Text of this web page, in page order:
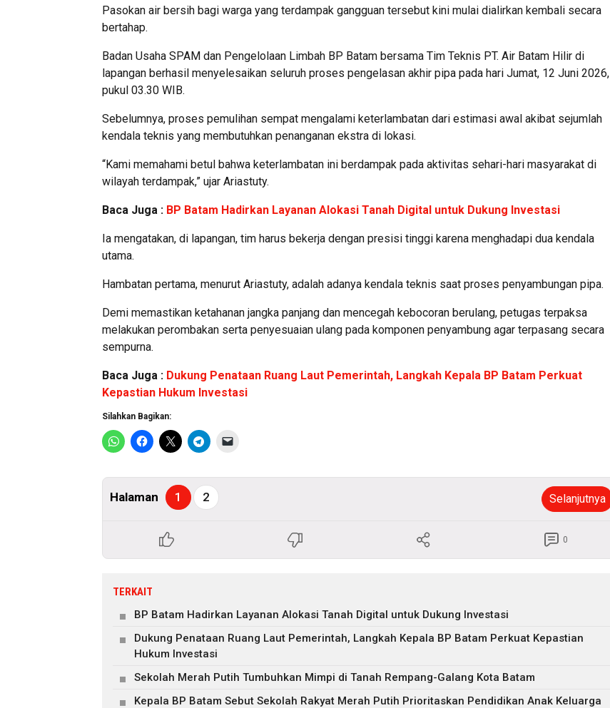
Pasokan air bersih bagi warga yang terdampak gangguan tersebut kini mulai dialirkan kembali secara
bertahap.
Badan Usaha SPAM dan Pengelolaan Limbah BP Batam bersama Tim Teknis PT. Air Batam Hilir di
lapangan berhasil menyelesaikan seluruh proses pengelasan akhir pipa pada hari Jumat, 12 Juni 2026,
pukul 03.30 WIB.
Sebelumnya, proses pemulihan sempat mengalami keterlambatan dari estimasi awal akibat sejumlah
kendala teknis yang membutuhkan penanganan ekstra di lokasi.
“Kami memahami betul bahwa keterlambatan ini berdampak pada aktivitas sehari-hari masyarakat di
wilayah terdampak,” ujar Ariastuty.
Baca Juga : BP Batam Hadirkan Layanan Alokasi Tanah Digital untuk Dukung Investasi
Ia mengatakan, di lapangan, tim harus bekerja dengan presisi tinggi karena menghadapi dua kendala
utama.
Hambatan pertama, menurut Ariastuty, adalah adanya kendala teknis saat proses penyambungan pipa.
Demi memastikan ketahanan jangka panjang dan mencegah kebocoran berulang, petugas terpaksa
melakukan perombakan serta penyesuaian ulang pada komponen penyambung agar terpasang secara
sempurna.
Baca Juga : Dukung Penataan Ruang Laut Pemerintah, Langkah Kepala BP Batam Perkuat
Kepastian Hukum Investasi
Silahkan Bagikan:
Halaman 1 2 Selanjutnya
0
TERKAIT
BP Batam Hadirkan Layanan Alokasi Tanah Digital untuk Dukung Investasi
Dukung Penataan Ruang Laut Pemerintah, Langkah Kepala BP Batam Perkuat Kepastian
Hukum Investasi
Sekolah Merah Putih Tumbuhkan Mimpi di Tanah Rempang-Galang Kota Batam
Kepala BP Batam Sebut Sekolah Rakyat Merah Putih Prioritaskan Pendidikan Anak Keluarga